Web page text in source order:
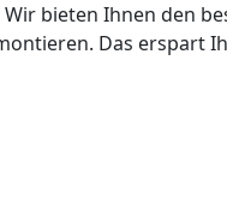
bieten Ihnen den
Das erspart